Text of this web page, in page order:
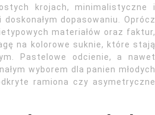
krojach, minimalistyczne i
dopasowaniu. Oprócz
materiałów oraz faktur,
na kolorowe suknie, które stają
Pastelowe odcienie, a nawet
wyborem dla panien młodych
ramiona czy asymetryczne